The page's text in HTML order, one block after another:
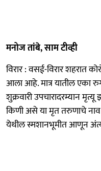
मनोज तांबे, साम टीव्ही
विरार : वसई-विरार शहरात
आला आहे. मात्र यातील एका
शुक्रवारी उपचारादरम्यान
किणी असे या मृत तरुणाचे नाव
येथील स्मशानभूमीत आणून